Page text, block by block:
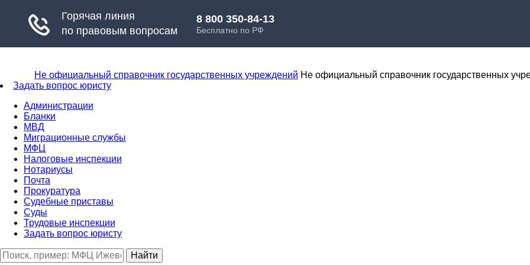
Не официальный справочник государственных учреждений Не официальный справочник государственных
Задать вопрос юристу
Администрации
Бланки
МВД
Миграционные службы
МФЦ
Налоговые инспекции
Нотариусы
Почта
Прокуратура
Судебные приставы
Суды
Трудовые инспекции
Задать вопрос юристу